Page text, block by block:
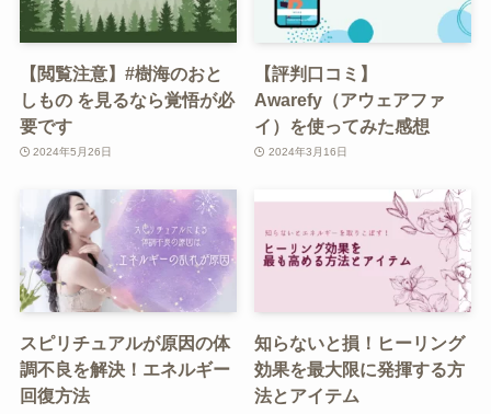
【閲覧注意】#樹海のおと
しもの を見るなら覚悟が必
要です
2024年5月26日
【評判口コミ】
Awarefy（アウェアファ
イ）を使ってみた感想
2024年3月16日
スピリチュアルが原因の体
調不良を解決！エネルギー
回復方法
知らないと損！ヒーリング
効果を最大限に発揮する方
法とアイテム